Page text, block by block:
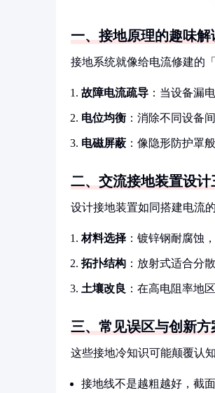
一、接地原理的趣味解
接地系统就像给电流修建的
故障电流疏导 ：当设备漏
电位均衡 ：消除不同设备
电磁屏蔽 ：像隐形防护罩
二、交流接地装置设计
设计接地装置如同搭建电流
材料选择 ：镀锌钢耐腐蚀
拓扑结构 ：放射式适合分
土壤改良 ：在高电阻率地
三、常见误区与创新方
这些接地冷知识可能颠覆认知
接地线不是越粗越好，截